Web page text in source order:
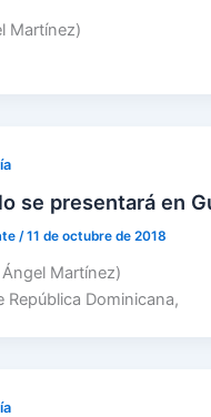
Martínez)
se presentará en
/11 de octubre de 2018
Ángel Martínez)
República Dominicana,